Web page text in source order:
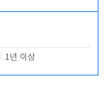
1년 이상